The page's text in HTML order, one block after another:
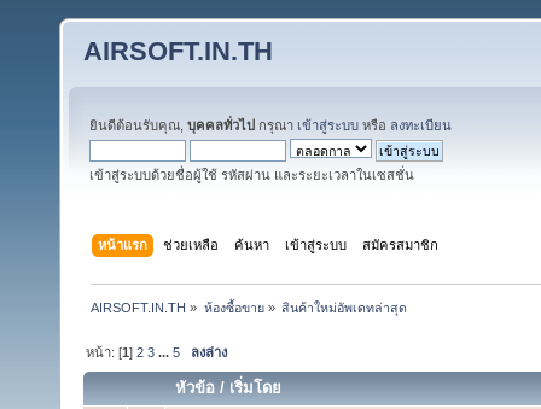
AIRSOFT.IN.TH
ยินดีต้อนรับคุณ, บุคคลทั่วไป กรุณา เข้าสู่ระบบ หรือ ลงทะเบียน
เข้าสู่ระบบด้วยชื่อผู้ใช้ รหัสผ่าน และระยะเวลาในเซสชั่น
หน้าแรก ช่วยเหลือ ค้นหา เข้าสู่ระบบ สมัครสมาชิก
AIRSOFT.IN.TH » ห้องซื้อขาย» สินค้าใหม่อัพเดทล่าสุด
หน้า: [1]2 3 ...5 ลงล่าง
หัวข้อ / เริ่มโดย